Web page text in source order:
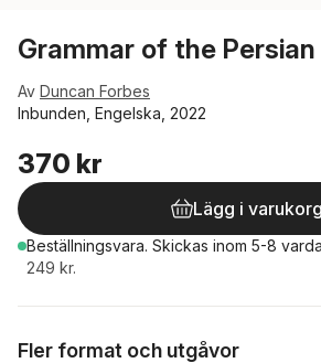
Grammar of the
Av Duncan Forbes
Inbunden, Engelska, 2022
370 kr
Lägg i varukorg
Beställningsvara. Skickas inom 5-8
249 kr.
Fler format och utgåvor